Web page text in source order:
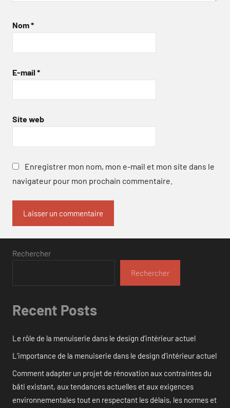
Nom*
E-mail *
Site web
Enregistrer mon nom, mon e-mail et mon site dans le
navigateur pour mon prochain commentaire.
Rechercher
Rechercher
Recent Posts
Le rôle de la menuiserie dans le design d’intérieur actuel
L’importance de la menuiserie dans le design d’intérieur actuel
Comment adapter un projet de rénovation aux contraintes du
bâti existant, aux tendances actuelles et aux exigences
environnementales tout en respectant les délais, les normes et